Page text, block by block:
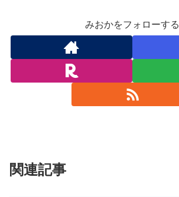
みおかをフォローする
関連記事